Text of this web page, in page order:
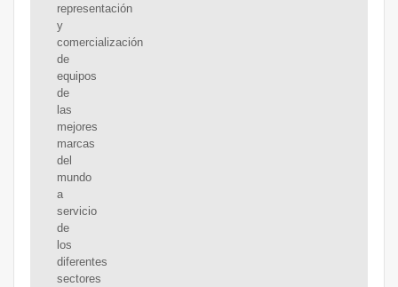
representación
y
comercialización
de
equipos
de
las
mejores
marcas
del
mundo
a
servicio
de
los
diferentes
sectores